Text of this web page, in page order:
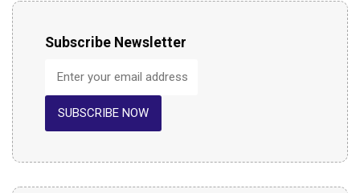
Subscribe Newsletter
SUBSCRIBE NOW